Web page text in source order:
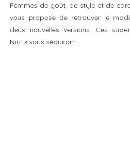
Femmes de goût, de style et de
vous propose de retrouver le
deux nouvelles versions. Ces
Nuit » vous séduiront…